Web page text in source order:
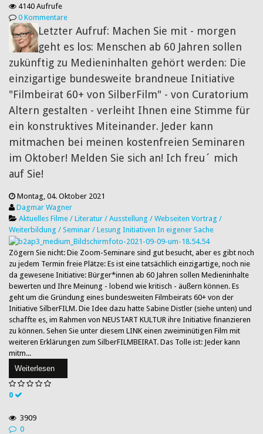
4140 Aufrufe
0 Kommentare
Letzter Aufruf: Machen Sie mit - morgen
geht es los: Menschen ab 60 Jahren sollen
zukünftig zu Medieninhalten gehört werden: Die
einzigartige bundesweite brandneue Initiative
"Filmbeirat 60+ von SilberFilm" - von Curatorium
Altern gestalten - verleiht Ihnen eine Stimme für
ein konstruktives Miteinander. Jeder kann
mitmachen bei meinen kostenfreien Seminaren
im Oktober! Melden Sie sich an! Ich freu´ mich
auf Sie!
Montag, 04. Oktober 2021
Dagmar Wagner
Aktuelles Filme / Literatur / Ausstellung / Webseiten Vortrag /
Weiterbildung / Seminar / Lesung Initiativen In eigener Sache
Zögern Sie nicht: Die Zoom-Seminare sind gut besucht, aber es gibt noch
zu jedem Termin freie Plätze: Es ist eine tatsächlich einzigartige, noch nie
da gewesene Initiative: Bürger*innen ab 60 Jahren sollen Medieninhalte
bewerten und Ihre Meinung - lobend wie kritisch - äußern können. Es
geht um die Gründung eines bundesweiten Filmbeirats 60+ von der
Initiative SilberFILM. Die Idee dazu hatte Sabine Distler (siehe unten) und
schaffte es, im Rahmen von NEUSTART KULTUR ihre Initiative finanzieren
zu können. Sehen Sie unter diesem LINK einen zweiminütigen Film mit
weiteren Erklärungen zum SilberFILMBEIRAT. Das Tolle ist: Jeder kann
mitm...
Weiterlesen
0
3909
0